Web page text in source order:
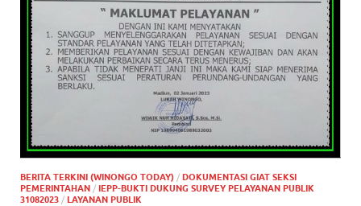
BERITA TERKINI (WINONGO TODAY) / DOKUMENTASI GIAT SEKSI
PEMERINTAHAN / IEPP-BUKTI DUKUNG SURVEY PELAYANAN PUBLIK
31082023 / LAYANAN PUBLIK